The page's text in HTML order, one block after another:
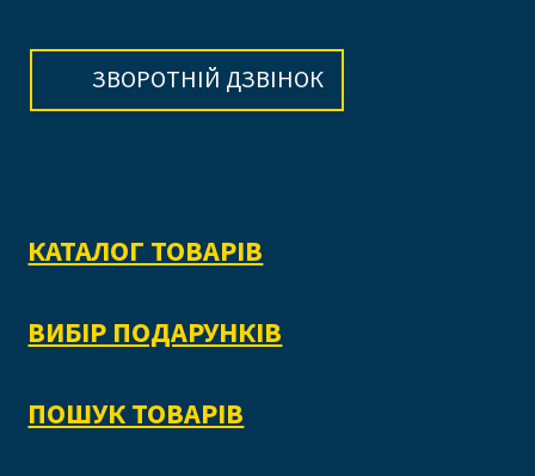
ЗВОРОТНІЙ ДЗВІНОК
КАТАЛОГ ТОВАРІВ
ВИБІР ПОДАРУНКІВ
ПОШУК ТОВАРІВ